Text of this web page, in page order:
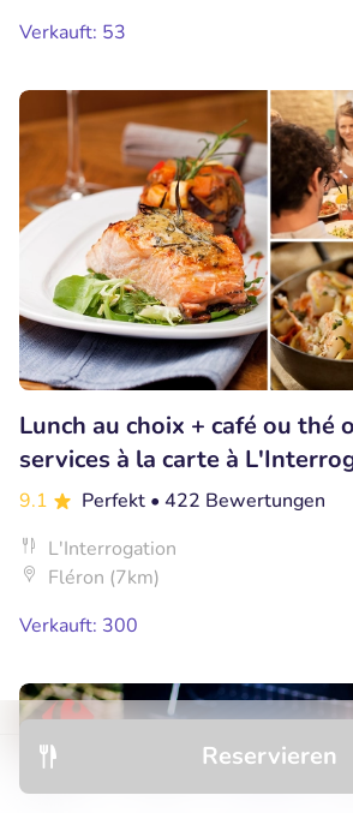
Reservieren
Verkauft: 53
Lunch au choix + café ou thé
services à la carte à
9.1 Perfekt • 422 Bewertungen
L'Interrogation
Fléron (7km)
Verkauft: 300